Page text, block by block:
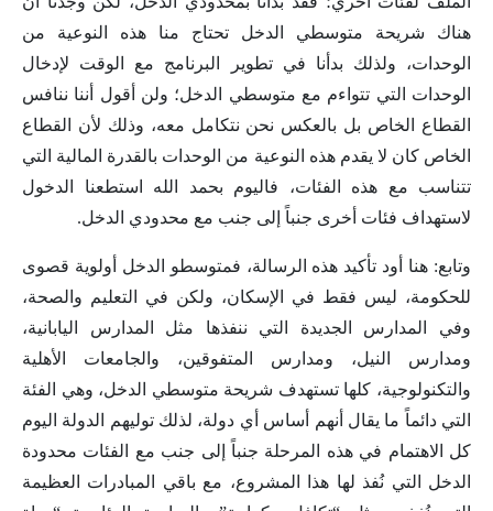
هناك شريحة متوسطي الدخل تحتاج منا هذه النوعية من
الوحدات، ولذلك بدأنا في تطوير البرنامج مع الوقت لإدخال
الوحدات التي تتواءم مع متوسطي الدخل؛ ولن أقول أننا ننافس
القطاع الخاص بل بالعكس نحن نتكامل معه، وذلك لأن القطاع
الخاص كان لا يقدم هذه النوعية من الوحدات بالقدرة المالية التي
تتناسب مع هذه الفئات، فاليوم بحمد الله استطعنا الدخول
لاستهداف فئات أخرى جنباً إلى جنب مع محدودي الدخل.
وتابع: هنا أود تأكيد هذه الرسالة، فمتوسطو الدخل أولوية قصوى
للحكومة، ليس فقط في الإسكان، ولكن في التعليم والصحة،
وفي المدارس الجديدة التي ننفذها مثل المدارس اليابانية،
ومدارس النيل، ومدارس المتفوقين، والجامعات الأهلية
والتكنولوجية، كلها تستهدف شريحة متوسطي الدخل، وهي الفئة
التي دائماً ما يقال أنهم أساس أي دولة، لذلك توليهم الدولة اليوم
كل الاهتمام في هذه المرحلة جنباً إلى جنب مع الفئات محدودة
الدخل التي نُفذ لها هذا المشروع، مع باقي المبادرات العظيمة